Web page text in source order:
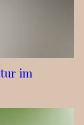
im